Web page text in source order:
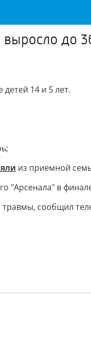
до
детей 14 и 5 лет.
из приемной
"Арсенала" в
сообщил